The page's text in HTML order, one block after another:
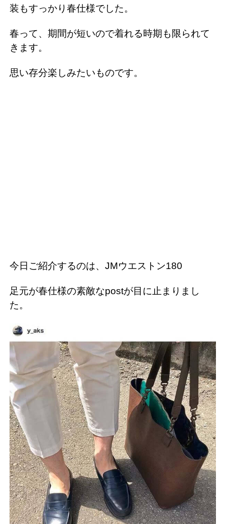
装もすっかり春仕様でした。
春って、期間が短いので着れる時期も限られて
きます。
思い存分楽しみたいものです。
今日ご紹介するのは、JMウエストン180
足元が春仕様の素敵なpostが目に止まりまし
た。